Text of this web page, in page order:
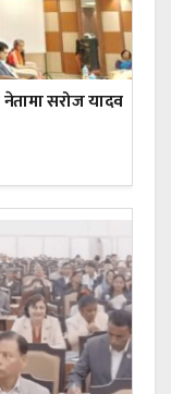
सरोज यादव